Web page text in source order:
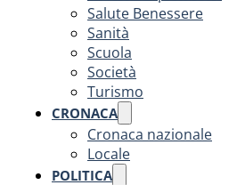
Salute Benessere
Sanità
Scuola
Società
Turismo
CRONACA
Cronaca nazionale
Locale
POLITICA